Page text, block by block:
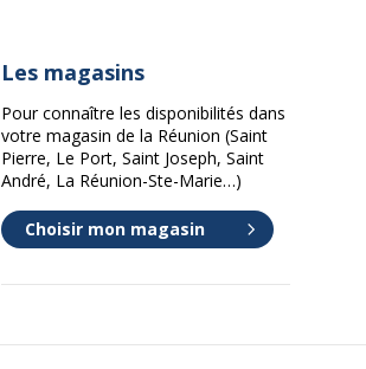
Les magasins
Pour connaître les disponibilités dans
votre magasin de la Réunion (Saint
Pierre, Le Port, Saint Joseph, Saint
André, La Réunion-Ste-Marie…)
Choisir mon magasin